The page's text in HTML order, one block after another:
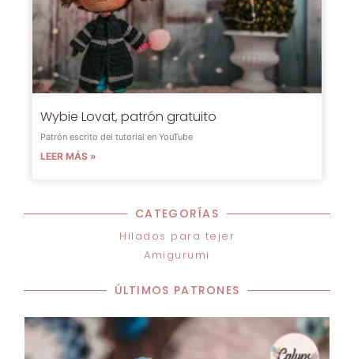
Wybie Lovat, patrón gratuito
Patrón escrito del tutorial en YouTube
LEER MÁS »
CATEGORÍAS
Hilados para tejer
Amigurumi
ÚLTIMOS PATRONES